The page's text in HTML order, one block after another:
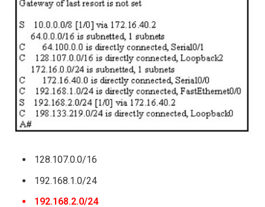
128.107.0.0/16
192.168.1.0/24
192.168.2.0/24